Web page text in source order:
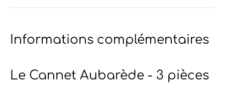
Informations complémentaires
Le Cannet Aubarède - 3 pièces